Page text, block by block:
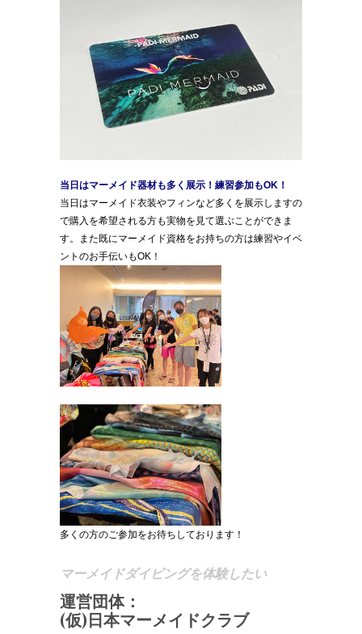
当日はマーメイド器材も多く展示！練習参加もOK！
当日はマーメイド衣装やフィンなど多くを展示しますの
で購入を希望される方も実物を見て選ぶことができま
す。また既にマーメイド資格をお持ちの方は練習やイベ
ントのお手伝いもOK！
多くの方のご参加をお待ちしております！
マーメイドダイビングを体験したい
運営団体：
(仮)日本マーメイドクラブ